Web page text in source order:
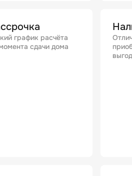
график расчёта
сдачи дома